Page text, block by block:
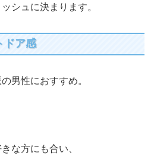
シュに決まります。
ドア感
男性におすすめ。
な方にも合い、